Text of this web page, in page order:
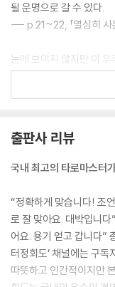
될 운명으로 갈 수 있다.
--- p.21~22, 「열심히 사
눈에 보이지 않지만 이
를 아카식 레코드
지구상의 모든 데이터를
계한다. 나의 관심사, 생
그와 일치하는 운을 보내
우리는 지구라는 별에 게
나에게 주어진 캐릭터는
각의 캐릭터에게는 이번
기, 치명적인 약점 등이
태어났다면 이전 지구게
출판사 리뷰
국내 최고의 타로마스터
“정확하게 맞습니다! 조
로 잘 맞아요. 대박입니
어요. 용기 얻고 갑니다”
터정회도’ 채널에는 구
따뜻하고 인간적이지만